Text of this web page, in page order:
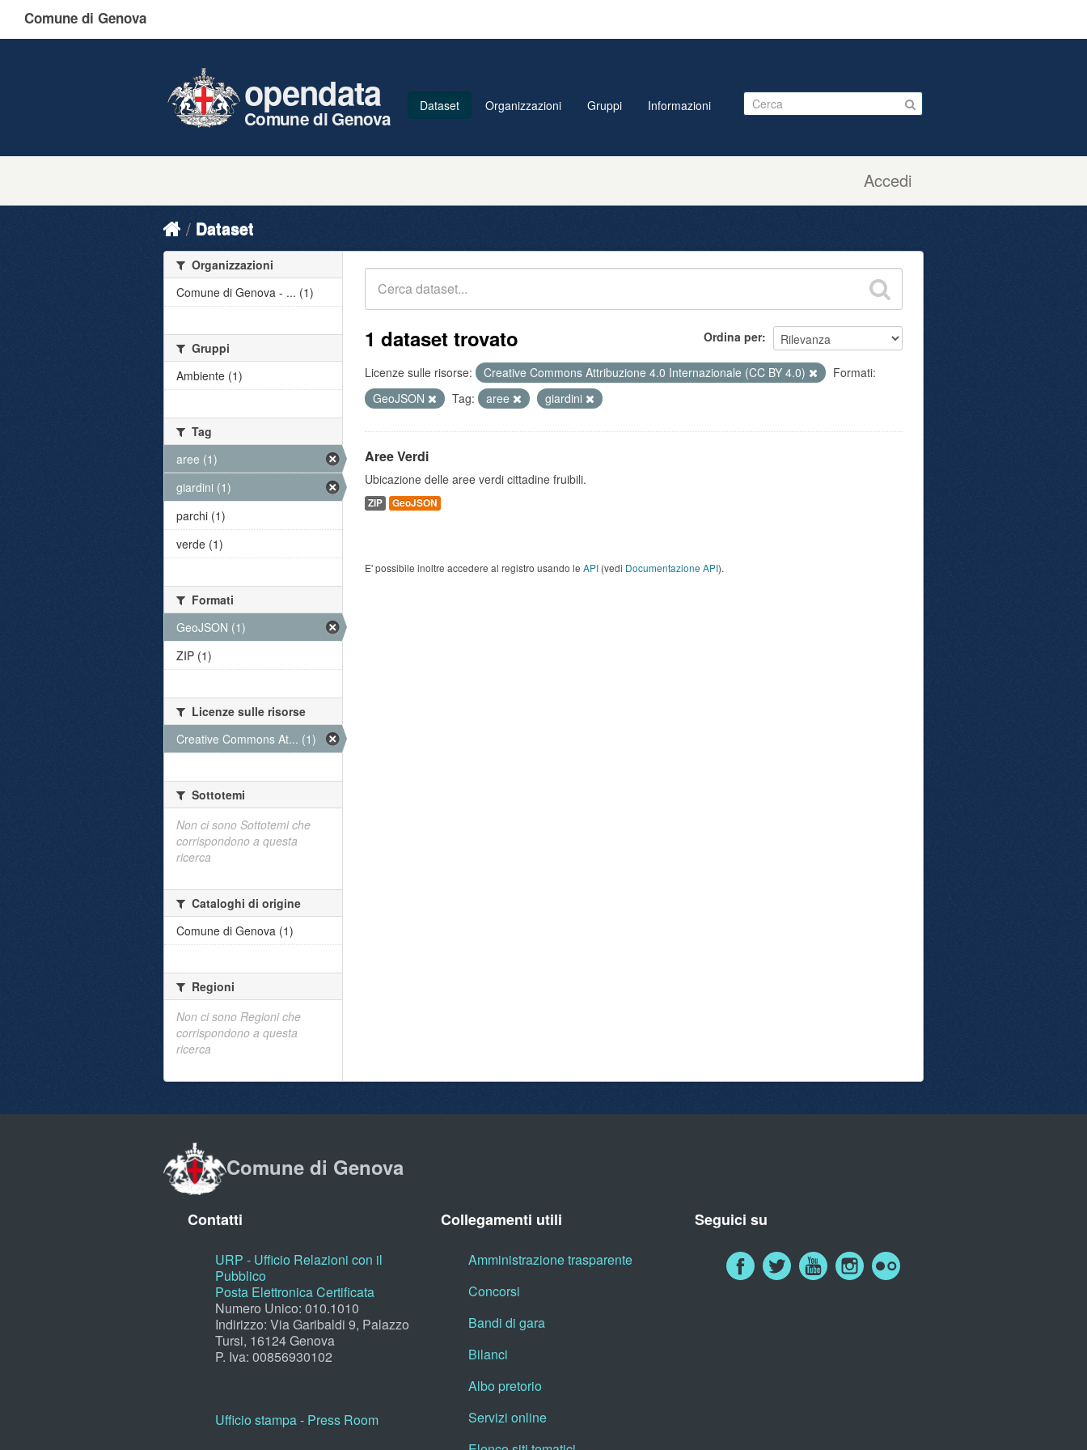
Comune di Genova
Accedi
opendata
Comune di Genova
Dataset Organizzazioni Gruppi Informazioni
Dataset
Ordina per
1 dataset trovato
Licenze sulle risorse: Creative Commons Attribuzione 4.0 Internazionale (CC BY 4.0)
Formati:
GeoJSON
Tag: aree giardini
Aree Verdi
Ubicazione delle aree verdi cittadine fruibili.
ZIP GeoJSON
E' possibile inoltre accedere al registro usando le API (vedi Documentazione API).
Organizzazioni
Comune di Genova - ... (1)
Gruppi
Ambiente (1)
Tag
aree (1)
giardini (1)
parchi (1)
verde (1)
Formati
GeoJSON (1)
ZIP (1)
Licenze sulle risorse
Creative Commons At... (1)
Sottotemi
Non ci sono Sottotemi che
corrispondono a questa
ricerca
Cataloghi di origine
Comune di Genova (1)
Regioni
Non ci sono Regioni che
corrispondono a questa
ricerca
Comune di Genova
Contatti
URP - Ufficio Relazioni con il
Pubblico
Posta Elettronica Certificata
Numero Unico: 010.1010
Indirizzo: Via Garibaldi 9, Palazzo
Tursi, 16124 Genova
P. Iva: 00856930102
Ufficio stampa - Press Room
Collegamenti utili
Amministrazione trasparente
Concorsi
Bandi di gara
Bilanci
Albo pretorio
Servizi online
Seguici su